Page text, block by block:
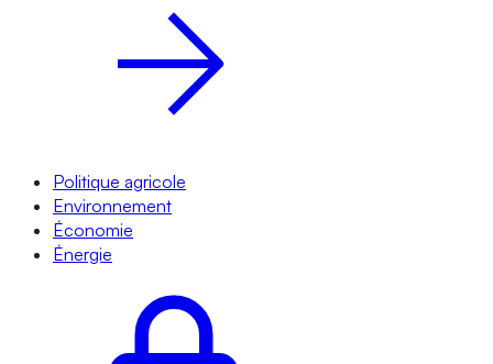
Politique agricole
Environnement
Économie
Énergie